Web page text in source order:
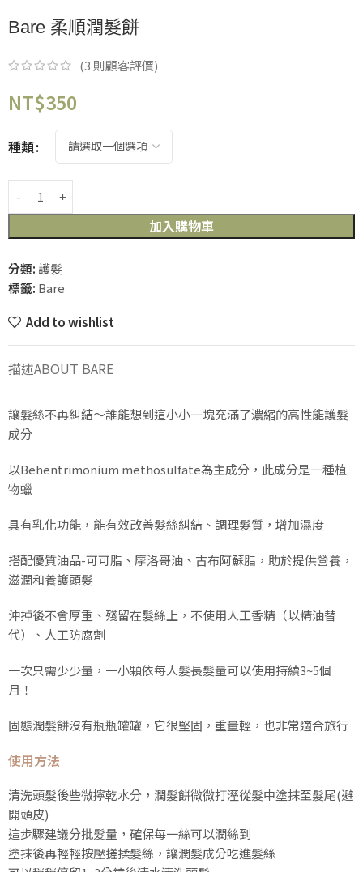
Bare 柔順潤髮餅
(3 則顧客評價)
NT$350
種類
加入購物車
分類:護髮
標籤: Bare
Add to wishlist
描述ABOUT BARE
讓髮絲不再糾結～誰能想到這小小一塊充滿了濃縮的高性能護髮
成分
以Behentrimonium methosulfate為主成分，此成分是一種植
物蠟
具有乳化功能，能有效改善髮絲糾結、調理髮質，增加濕度
搭配優質油品-可可脂、摩洛哥油、古布阿蘇脂，助於提供營養，
滋潤和養護頭髮
沖掉後不會厚重、殘留在髮絲上，不使用人工香精（以精油替
代）、人工防腐劑
一次只需少少量，一小顆依每人髮長髮量可以使用持續3~5個
月！
固態潤髮餅沒有瓶瓶罐罐，它很堅固，重量輕，也非常適合旅行
使用方法
清洗頭髮後些微擰乾水分，潤髮餅微微打溼從髮中塗抹至髮尾(避
開頭皮)
這步驟建議分批髮量，確保每一絲可以潤絲到
塗抹後再輕輕按壓搓揉髮絲，讓潤髮成分吃進髮絲